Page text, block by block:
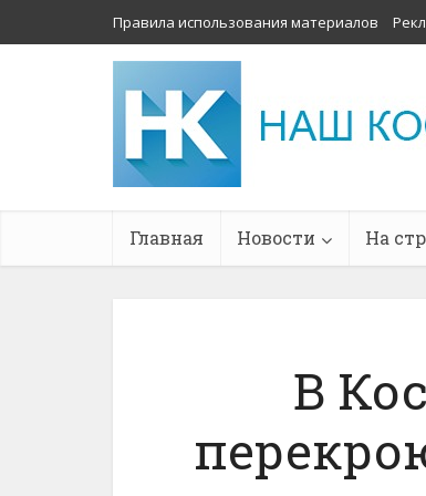
Правила использования материалов
Главная Новости На
В